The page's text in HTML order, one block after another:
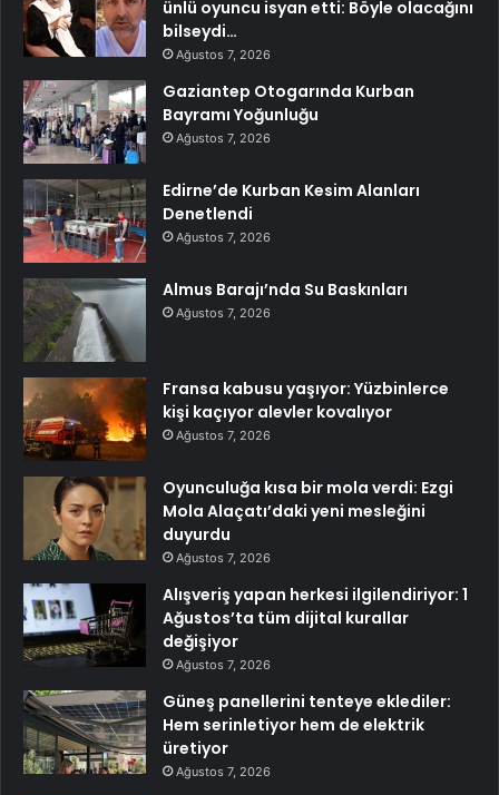
ünlü oyuncu isyan etti: Böyle olacağını
bilseydi…
Ağustos 7, 2026
Gaziantep Otogarında Kurban
Bayramı Yoğunluğu
Ağustos 7, 2026
Edirne’de Kurban Kesim Alanları
Denetlendi
Ağustos 7, 2026
Almus Barajı’nda Su Baskınları
Ağustos 7, 2026
Fransa kabusu yaşıyor: Yüzbinlerce
kişi kaçıyor alevler kovalıyor
Ağustos 7, 2026
Oyunculuğa kısa bir mola verdi: Ezgi
Mola Alaçatı’daki yeni mesleğini
duyurdu
Ağustos 7, 2026
Alışveriş yapan herkesi ilgilendiriyor: 1
Ağustos’ta tüm dijital kurallar
değişiyor
Ağustos 7, 2026
Güneş panellerini tenteye eklediler:
Hem serinletiyor hem de elektrik
üretiyor
Ağustos 7, 2026